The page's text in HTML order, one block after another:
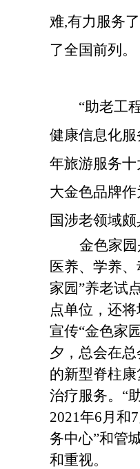
难,有力服务
了全国前列。
“助老工
健康信息化
年旅游服务十
大金色品牌作
国涉老领域
金色家园
医养、学养
家园”养老试
点单位，还
宣传“金色家
夕，总会在
的新型脊柱
治疗服务。“
2021年6月和
务中心”和管
和重视。